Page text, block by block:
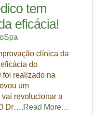
tem
eficácia!
clínica da
do
foi realizado na
um
revolucionar a
Dr….Read More…